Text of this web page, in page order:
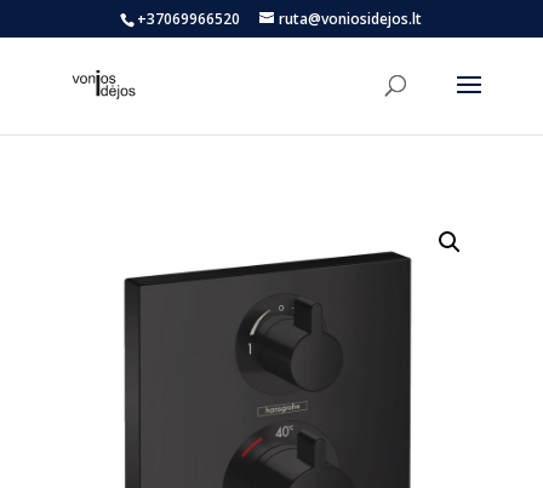
+37069966520 ruta@voniosidejos.lt